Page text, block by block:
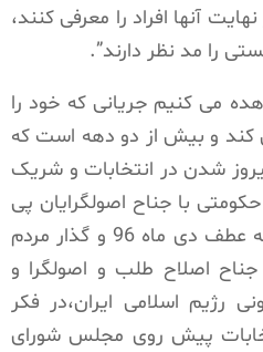
آنها افراد را معرفی کنند،
را مد نظر دارند”.
می کنیم جریانی که خود را
کند و بیش از دو دهه است که
شدن در انتخابات و شریک
با جناح اصولگرایان پی
ریزه کرده است، پس از نقطه عطف دی ماه 96 و گذار مردم
اصلاح طلب و اصولگرا و
رژیم اسلامی ایران،در فکر
پیش روی مجلس شورای